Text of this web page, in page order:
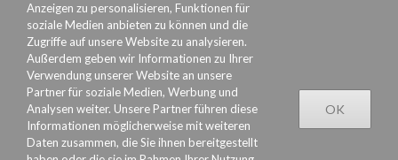
Anzeigen zu personalisieren, Funktionen für
soziale Medien anbieten zu können und die
Zugriffe auf unsere Website zu analysieren.
Außerdem geben wir Informationen zu Ihrer
Verwendung unserer Website an unsere
Partner für soziale Medien, Werbung und
Analysen weiter. Unsere Partner führen diese
Informationen möglicherweise mit weiteren
Daten zusammen, die Sie ihnen bereitgestellt
OK